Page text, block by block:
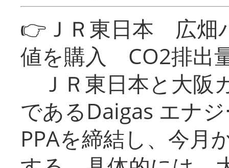
👉ＪＲ東日本 広畑
値を購入 CO2排出
ＪＲ東日本と大阪
であるDaigas エナ
PPAを締結し、今月